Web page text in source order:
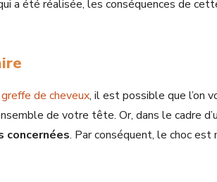
a été réalisée, les conséquences de
greffe de cheveux, il est possible que l’on
de votre tête. Or, dans le cadre
concernées. Par conséquent, le choc est